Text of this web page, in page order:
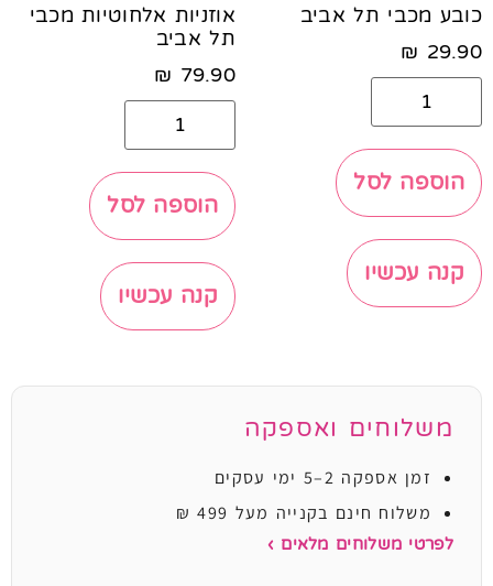
כובע מכבי תל אביב
29.90
₪
הוספה לסל
קנה עכשיו
אוזניות אלחוטיות מכבי
תל אביב
79.90
₪
הוספה לסל
קנה עכשיו
משלוחים ואספקה
זמן אספקה 2–5 ימי עסקים
משלוח חינם בקנייה מעל 499 ₪
לפרטי משלוחים מלאים ›